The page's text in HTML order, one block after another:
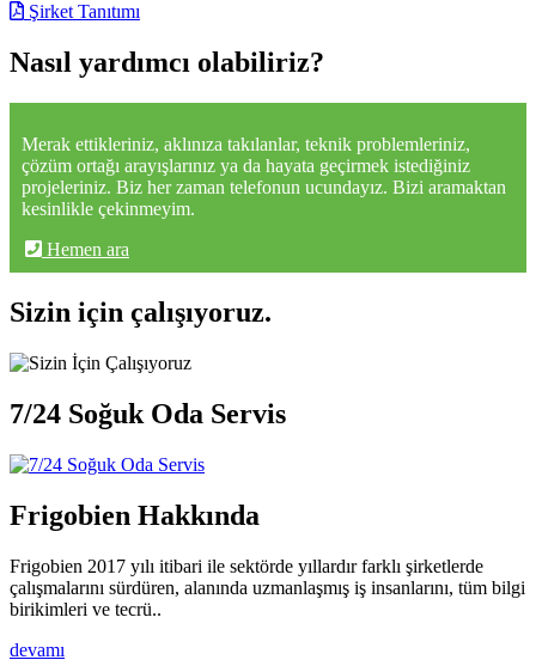
Şirket Tanıtımı
Nasıl yardımcı olabiliriz?
Merak ettikleriniz, aklınıza takılanlar, teknik problemleriniz,
çözüm ortağı arayışlarınız ya da hayata geçirmek istediğiniz
projeleriniz. Biz her zaman telefonun ucundayız. Bizi aramaktan
kesinlikle çekinmeyim.
Hemen ara
Sizin için çalışıyoruz.
7/24 Soğuk Oda Servis
Frigobien Hakkında
Frigobien 2017 yılı itibari ile sektörde yıllardır farklı şirketlerde
çalışmalarını sürdüren, alanında uzmanlaşmış iş insanlarını, tüm bilgi
birikimleri ve tecrü..
devamı